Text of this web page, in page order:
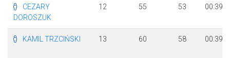
CEZARY
DOROSZUK
12 55 53
KAMIL TRZCIŃSKI 13 60 58